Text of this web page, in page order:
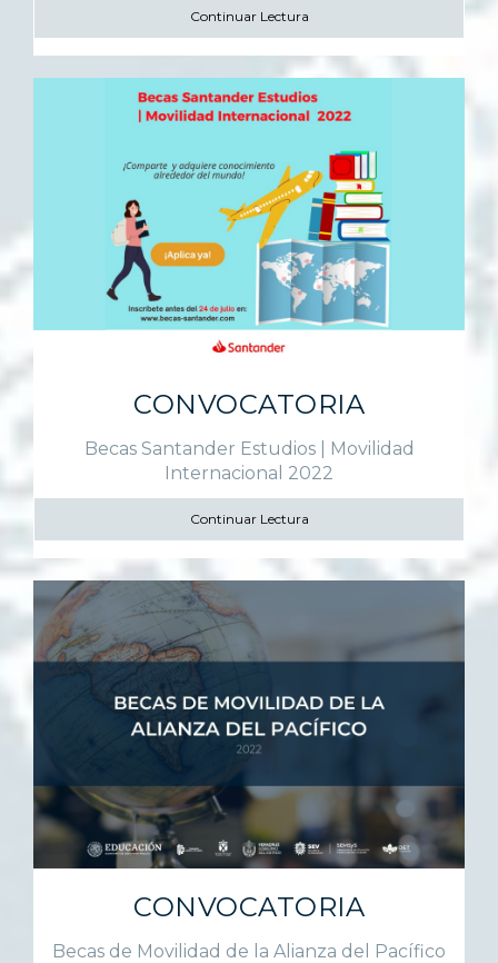
Continuar Lectura
CONVOCATORIA
Becas Santander Estudios | Movilidad
Internacional 2022
Continuar Lectura
CONVOCATORIA
Becas de Movilidad de la Alianza del Pacífico